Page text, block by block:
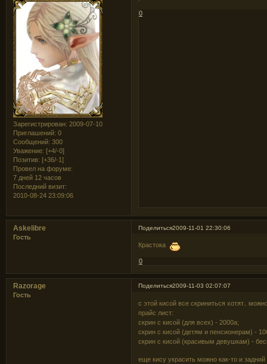
Зарегистрирован: 2009-07-10
Приглашений: 0
Сообщений: 300
Уважение: [+4/-0]
Позитив: [+36/-1]
Провел на форуме:
7 дней 12 часов
Последний визит:
2010-08-24 23:09:06
0
Поделиться2009-11-01 22:30:06
Askelibre
Гость
Крастока
0
Поделиться2009-11-03 02:07:07
Razorage
Гость
с этой кисой все скриниться хотят..
прайс лист:
скрин с кисой (для всех) - 2000а;
скрин с кисой (детям и пенсионерам) -
скрин с кисой (красивым девушкам) -
еще кису украсить можно как-то и